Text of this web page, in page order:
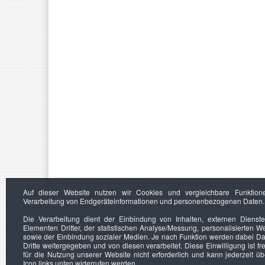
Auf dieser Website nutzen wir Cookies und vergleichbare
Verarbeitung von Endgeräteinformationen und personenbezogenen Daten.
Die Verarbeitung dient der Einbindung von Inhalten, externen
Elementen Dritter, der statistischen Analyse/Messung, personalisierten
sowie der Einbindung sozialer Medien. Je nach Funktion werden dabei
Dritte weitergegeben und von diesen verarbeitet. Diese Einwilligung ist
für die Nutzung unserer Website nicht erforderlich und kann jederzeit
Icon links unten widerrufen werden.